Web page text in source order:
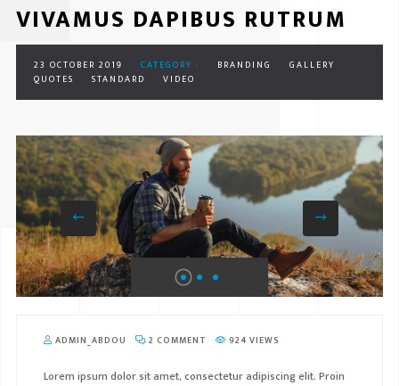
VIVAMUS DAPIBUS RUTRUM
23 OCTOBER 2019 CATEGORY : BRANDING
GALLERY
QUOTES
STANDARD VIDEO
ADMIN_ABDOU 2 COMMENT 924 VIEWS
Lorem ipsum dolor sit amet, consectetur adipiscing elit. Proin